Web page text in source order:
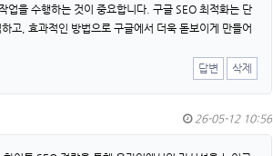
업을 수행하는 것이 중요합니다. 구글 SEO 최적화는 단
고, 효과적인 방법으로 구글에서 더욱 돋보이게 만들어
답변
삭제
26-05-12 10:56